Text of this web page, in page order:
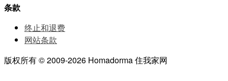
条款
终止和退费
网站条款
版权所有 © 2009-2026 Homadorma 住我家网